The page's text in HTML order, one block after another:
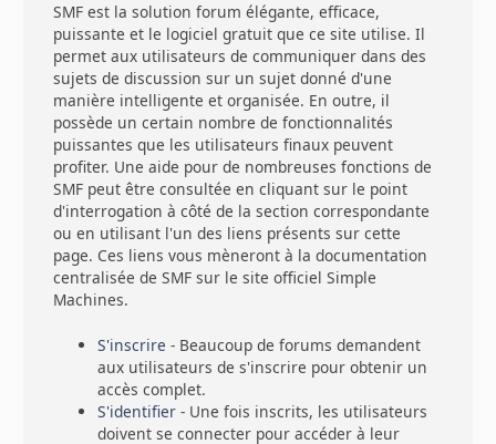
SMF est la solution forum élégante, efficace,
puissante et le logiciel gratuit que ce site utilise. Il
permet aux utilisateurs de communiquer dans des
sujets de discussion sur un sujet donné d'une
manière intelligente et organisée. En outre, il
possède un certain nombre de fonctionnalités
puissantes que les utilisateurs finaux peuvent
profiter. Une aide pour de nombreuses fonctions de
SMF peut être consultée en cliquant sur le point
d'interrogation à côté de la section correspondante
ou en utilisant l'un des liens présents sur cette
page. Ces liens vous mèneront à la documentation
centralisée de SMF sur le site officiel Simple
Machines.
S'inscrire - Beaucoup de forums demandent
aux utilisateurs de s'inscrire pour obtenir un
accès complet.
S'identifier - Une fois inscrits, les utilisateurs
doivent se connecter pour accéder à leur